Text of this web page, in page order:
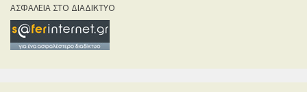
ΑΣΦΑΛΕΙΑ ΣΤΟ ΔΙΑΔΙΚΤΥΟ